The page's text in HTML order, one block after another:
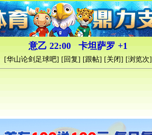
意乙 22:00 卡坦萨罗 +1
[华山论剑足球吧] [回复] [跟帖] [关闭] [浏览次]